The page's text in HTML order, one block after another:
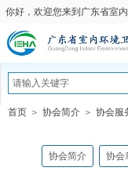
你好，欢迎您来到广东省室
首页 ＞ 协会简介 ＞ 协会服
协会简介 协会